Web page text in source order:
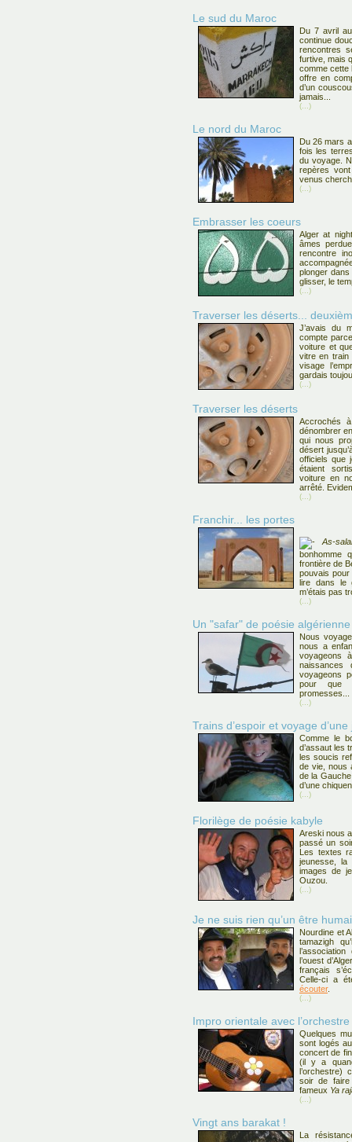
Le sud du Maroc
Du 7 avril
continue
rencontres
furtive, mais
comme cette
offre en
d’un
jamais...
(...)
Le nord du Maroc
Du 26 mars
fois les
du voyage.
repères
venus
(...)
Embrasser les coeurs
Alger at
âmes
rencontre
plonger
glisser, le
(...)
Traverser les déserts...
J’avais du
compte
voiture et
vitre en train
visage
gardais
(...)
Traverser les déserts
Accrochés
dénombrer
qui nous
désert
officiels que
étaient
voiture en
arrêté.
(...)
Franchir... les portes
As-
bonhomme
frontière de
pouvais
lire dans le
m’étais pas
(...)
Un "safar" de poésie algérienne
Nous
nous a
voyageons
naissances
voyageons
pour que
promesses...
(...)
Trains d’espoir et voyage
Comme le
d’assaut les
les soucis
de vie, nous
de la
d’une
(...)
Florilège de poésie kabyle
Areski nous
passé un
Les textes
jeunesse, la
images de
Ouzou.
(...)
Je ne suis rien qu’un être
Nourdine et
tamazigh
l’ouest
français
Celle-ci a
écouter.
(...)
Impro orientale avec
Quelques
sont logés
concert de
(il y a
l’orchestre)
soir de faire
fameux Ya
(...)
Vingt ans barakat !
La